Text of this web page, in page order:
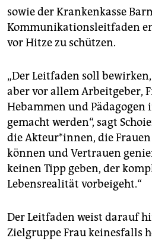
sowie der Krankenkasse
Kommunikationsleitfaden
vor Hitze zu schützen.
„Der Leitfaden soll
aber vor allem Arbeitgeber,
Hebammen und Pädagogen
gemacht werden“, sagt
die Akteur*innen, die
können und Vertrauen
keinen Tipp geben, der
Lebensrealität vorbeigeht.“
Der Leitfaden weist darauf
Zielgruppe Frau keinesfalls